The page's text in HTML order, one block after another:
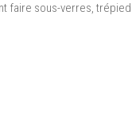
faire sous-verres,